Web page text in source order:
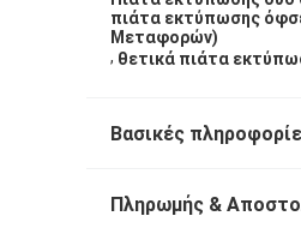
πιάτα εκτύπωσης
Μεταφορών)
, θετικά πιάτα
Βασικές
Πληρωμής &